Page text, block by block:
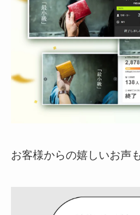
お客様からの嬉しいお声